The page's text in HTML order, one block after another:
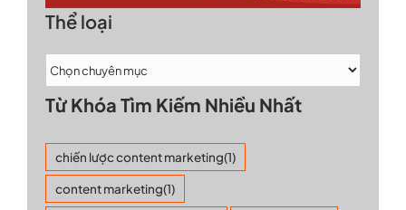
Thể loại
Từ Khóa Tìm Kiếm Nhiều Nhất
chiến lược content marketing(1)
content marketing(1)